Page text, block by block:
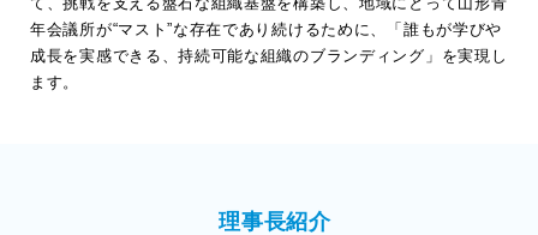
年会議所が“マスト”な存在であり続けるために、「誰もが学びや
成長を実感できる、持続可能な組織のブランディング」を実現し
ます。
理事長紹介